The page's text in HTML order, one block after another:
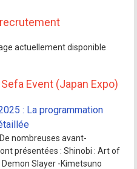
actuellement disponible
Event (Japan Expo)
: La programmation
De nombreuses avant-
présentées : Shinobi : Art of
Slayer -Kimetsuno